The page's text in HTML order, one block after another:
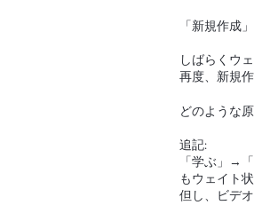
「新規作成
しばらくウ
再度、新規
どのような
追記:
「学ぶ」→
もウェイト
但し、ビデ